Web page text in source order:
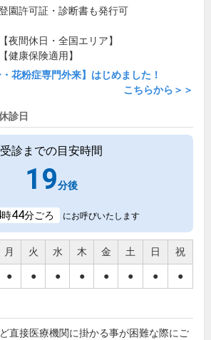
園許可証・診断書も発行可
【夜間休日・全国エリア】
【健康保険適用】
・花粉症専門外来】はじめました！
こちらから＞＞
診日
受診までの目安時間
19分後
時44分ごろ にお呼びいたします
月 火 水 木 金 土 日 祝
● ● ● ● ● ● ● ●
直接医療機関に掛かる事が困難な際にご